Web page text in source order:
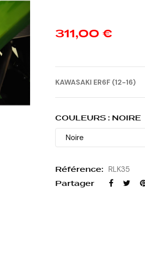
311,00 €
KAWASAKI ER6F (12-16)
COULEURS : NOIRE
Référence: RLK35
Partager